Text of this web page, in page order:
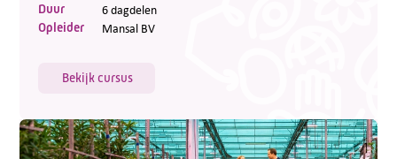
Duur 6 dagdelen
Opleider Mansal BV
Bekijk cursus